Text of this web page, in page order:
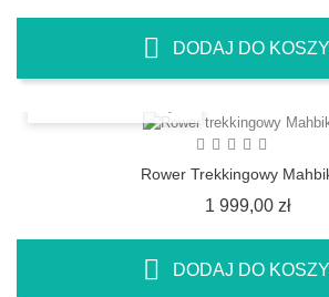
DODAJ DO
Rower Trekkingowy
1 999,00 złCena
DODAJ DO